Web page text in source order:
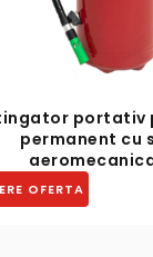
portativ
permanent cu
OFERTA